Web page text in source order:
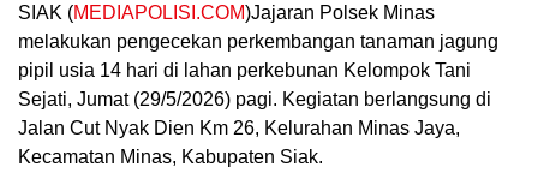
SIAK (MEDIAPOLISI.COM)Jajaran Polsek Minas
melakukan pengecekan perkembangan tanaman jagung
pipil usia 14 hari di lahan perkebunan Kelompok Tani
Sejati, Jumat (29/5/2026) pagi. Kegiatan berlangsung di
Jalan Cut Nyak Dien Km 26, Kelurahan Minas Jaya,
Kecamatan Minas, Kabupaten Siak.